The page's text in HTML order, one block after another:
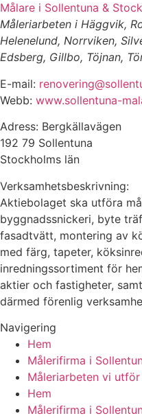
Målare i Sollentuna &
Måleriarbeten i Häggvik,
Helenelund, Norrviken,
Edsberg, Gillbo, Töjnan,
E-mail:
Webb: www.sollentuna-
Adress: Bergkällavägen
192 79 Sollentuna
Stockholms län
Verksamhetsbeskrivning:
Aktiebolaget ska utföra
byggnadssnickeri, byte
fasadtvätt, montering av
med färg, tapeter,
inredningssortiment för
aktier och fastigheter,
därmed förenlig
Navigering
Hem
Målerifirma i
Måleriarbeten vi utför
Hem
Målerifirma i